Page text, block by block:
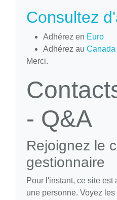
Consultez
Adhérez en Euro
Adhérez au
Merci.
- Q&A
Rejoignez le
gestionnaire
Pour l'instant, ce site est
une personne. Voyez les